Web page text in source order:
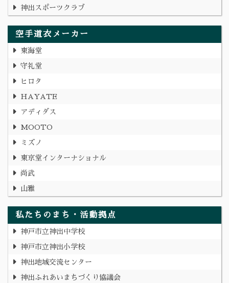
神出スポーツクラブ
空手道衣メーカー
東海堂
守礼堂
ヒロタ
HAYATE
アディダス
MOOTO
ミズノ
東京堂インターナショナル
尚武
山雅
私たちのまち・活動拠点
神戸市立神出中学校
神戸市立神出小学校
神出地域交流センター
神出ふれあいまちづくり協議会